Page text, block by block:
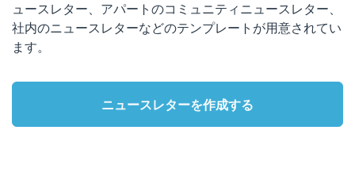
ュースレター、アパートのコミュニティニュースレター、
社内のニュースレターなどのテンプレートが用意されてい
ます。
ニュースレターを作成する